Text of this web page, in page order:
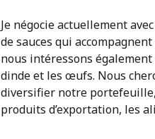
Je négocie actuellement
de sauces qui
nous intéressons
dinde et les œufs. Nous
diversifier notre
produits d’exportation, les